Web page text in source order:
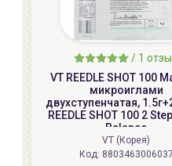
/ 1
VT REEDLE SHOT 100
микроиглами
двухступенчатая,
REEDLE SHOT 100 2
Balance
VT (Корея)
Код: 8803463006037